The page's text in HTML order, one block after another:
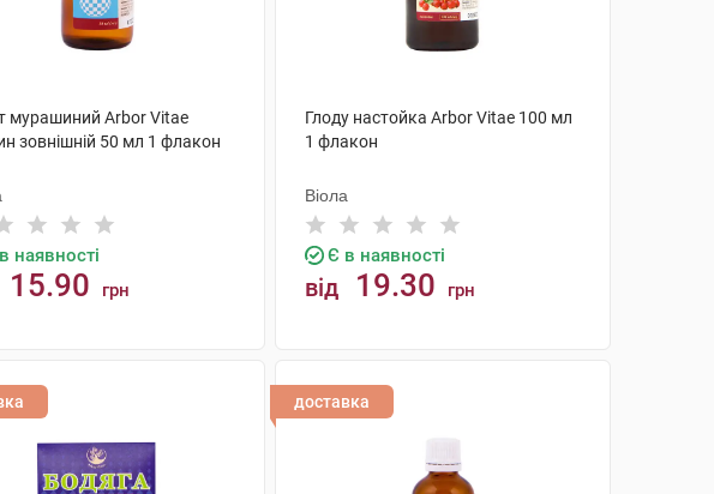
мурашиний Arbor Vitae
зовнішній 50 мл 1 флакон
наявності
15.90 грн
Глоду настойка Arbor Vitae 100 мл
1 флакон
Віола
Є в наявності
від 19.30 грн
доставка